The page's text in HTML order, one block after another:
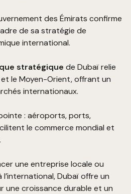
des Émirats confirme
de sa stratégie de
international.
stratégique de Dubaï relie
et le Moyen-Orient, offrant un
internationaux.
: aéroports, ports,
le commerce mondial et
une entreprise locale ou
Dubaï offre un
une croissance durable et un